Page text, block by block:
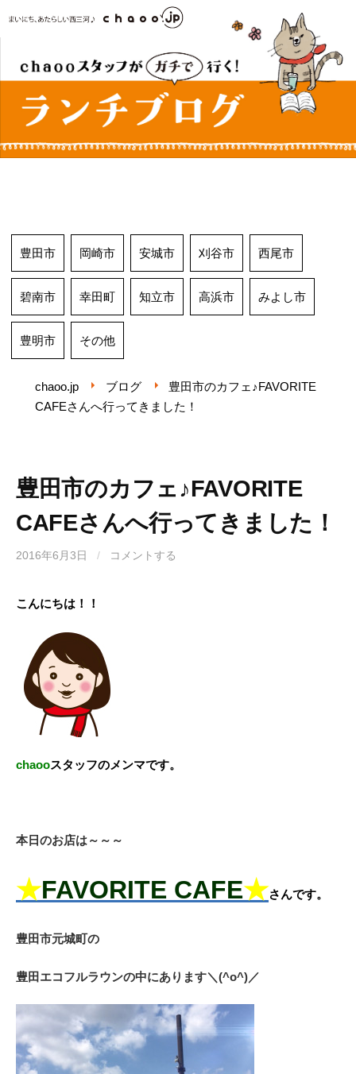
キ
豊田市 岡崎市 安城市 刈谷市 西尾市
碧南市 幸田町 知立市 高浜市 みよし市
豊明市 その他
chaoo.jp ブログ
豊田市のカフェ♪FAVORITE
CAFEさんへ行ってきました！
豊田市のカフェ♪FAVORITE
CAFEさんへ行ってきました！
2016年6月3日 / コメントする
こんにちは！！
chaooスタッフのメンマです。
本日のお店は～～～
★FAVORITE CAFE★さんです。
豊田市元城町の
豊田エコフルラウンの中にあります＼(^o^)／